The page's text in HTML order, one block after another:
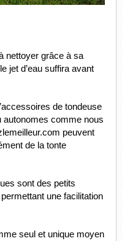
nettoyer grâce à sa
jet d’eau suffira avant
de tondeuse
autonomes comme nous
peuvent
de la tonte
sont des petits
une facilitation
seul et unique moyen